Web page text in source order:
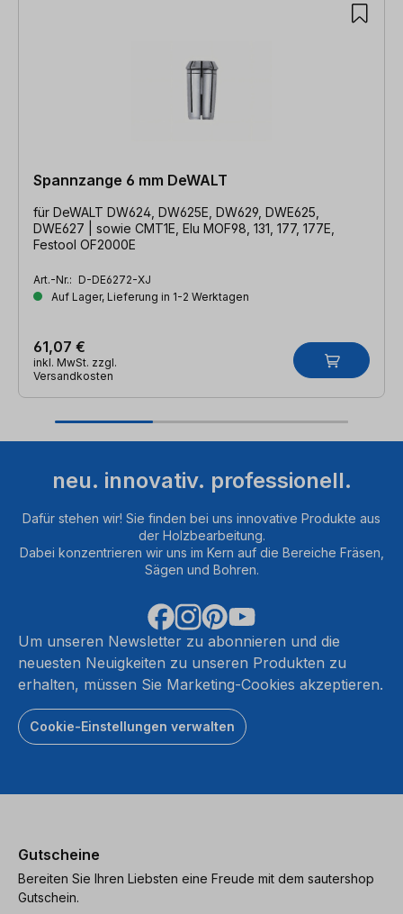
Spannzange 6 mm DeWALT
für DeWALT DW624, DW625E, DW629, DWE625,
DWE627 | sowie CMT1E, Elu MOF98, 131, 177, 177E,
Festool OF2000E
Art.-Nr.: D-DE6272-XJ
Auf Lager, Lieferung in 1-2 Werktagen
61,07 €
inkl. MwSt. zzgl.
Versandkosten
neu. innovativ. professionell.
Dafür stehen wir! Sie finden bei uns innovative Produkte aus
der Holzbearbeitung.
Dabei konzentrieren wir uns im Kern auf die Bereiche Fräsen,
Sägen und Bohren.
Um unseren Newsletter zu abonnieren und die
neuesten Neuigkeiten zu unseren Produkten zu
erhalten, müssen Sie Marketing-Cookies akzeptieren.
Cookie-Einstellungen verwalten
Gutscheine
Bereiten Sie Ihren Liebsten eine Freude mit dem sautershop
Gutschein.